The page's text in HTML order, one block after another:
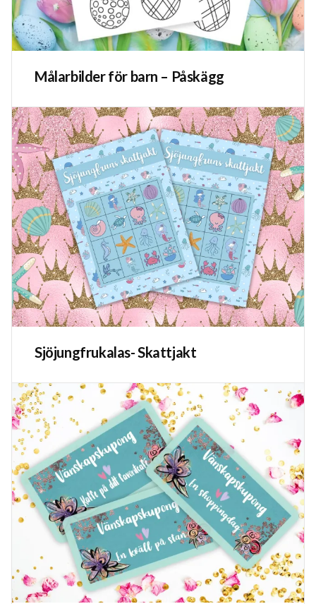
Målarbilder för barn – Påskägg
Sjöjungfrukalas- Skattjakt